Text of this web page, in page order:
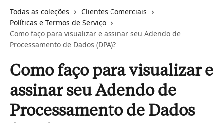
Todas as coleções
Clientes Comerciais
Políticas e Termos de Serviço
Como faço para visualizar e assinar seu Adendo de
Processamento de Dados (DPA)?
Como faço para visualizar e
assinar seu Adendo de
Processamento de Dados